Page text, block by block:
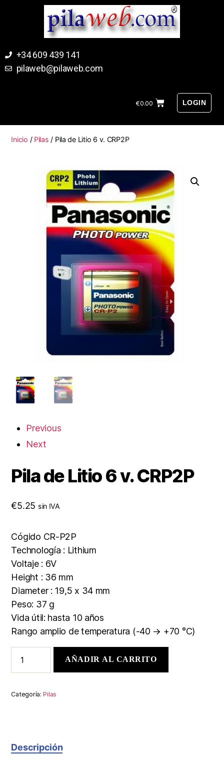
+34 609 439 141
pilaweb@pilaweb.com
€0.00 LOGIN
Inicio / Pilas / Pila de Litio 6 v. CRP2P
Previous
Next
Pila de Litio 6 v. CRP2P
€5.25 sin IVA
Cógido CR-P2P
Technología : Lithium
Voltaje : 6V
Height : 36 mm
Diameter : 19,5 x 34 mm
Peso: 37 g
Vida útil: hasta 10 años
Rango amplio de temperatura (-40 → +70 °C)
AÑADIR AL CARRITO
Categoría:Pilas
Descripción